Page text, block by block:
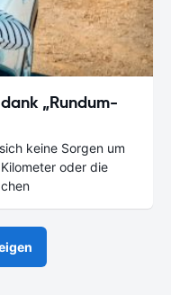
„Rundum-
keine Sorgen um
oder die